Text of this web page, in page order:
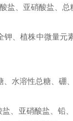
盐、亚硝酸盐、
、植株中微量
水溶性总糖、硼
、亚硝酸盐、铅